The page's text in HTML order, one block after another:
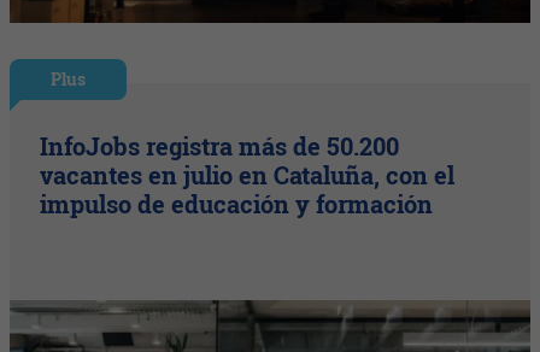
Plus
InfoJobs registra más de 50.200
vacantes en julio en Cataluña, con el
impulso de educación y formación